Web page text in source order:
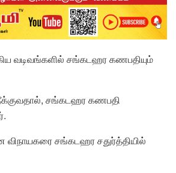
வடிவங்களில் சங்கடஹர கணபதியும்
சங்கடஹர கணபதி
விநாயகரை சங்கடஹர சதுர்த்தியில்